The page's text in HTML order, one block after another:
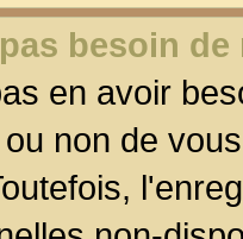
besoin
en avoir
non de